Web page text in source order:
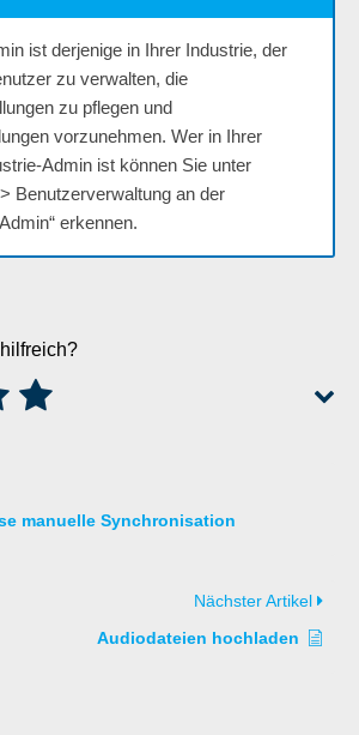
ist derjenige in Ihrer Industrie, der
zu verwalten, die
zu pflegen und
vorzunehmen. Wer in Ihrer
Admin ist können Sie unter
Benutzerverwaltung an der
erkennen.
manuelle Synchronisation
Nächster Artikel
Audiodateien hochladen